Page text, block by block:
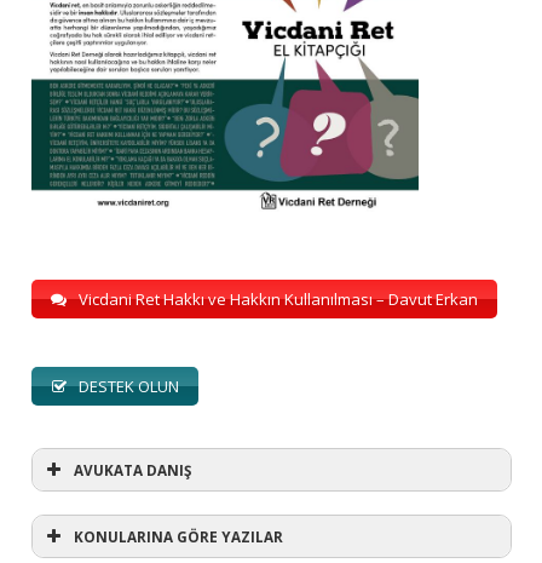
Vicdani Ret Hakkı ve Hakkın Kullanılması – Davut Erkan
DESTEK OLUN
AVUKATA DANIŞ
KONULARINA GÖRE YAZILAR